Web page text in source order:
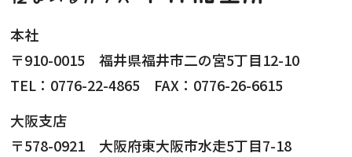
本社
〒910-0015 福井県福井市二の宮5丁目12-10
TEL：0776-22-4865 FAX：0776-26-6615
大阪支店
〒578-0921 大阪府東大阪市水走5丁目7-18